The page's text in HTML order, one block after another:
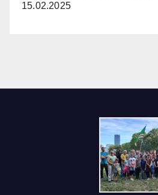
15.02.2025